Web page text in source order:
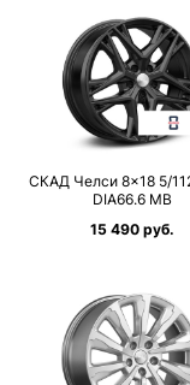
СКАД Челси 8×18 5/
DIA66.6 MB
15 490 руб.